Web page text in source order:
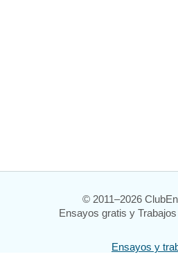
© 2011–2026
Ensayos gratis y
Ensayos y